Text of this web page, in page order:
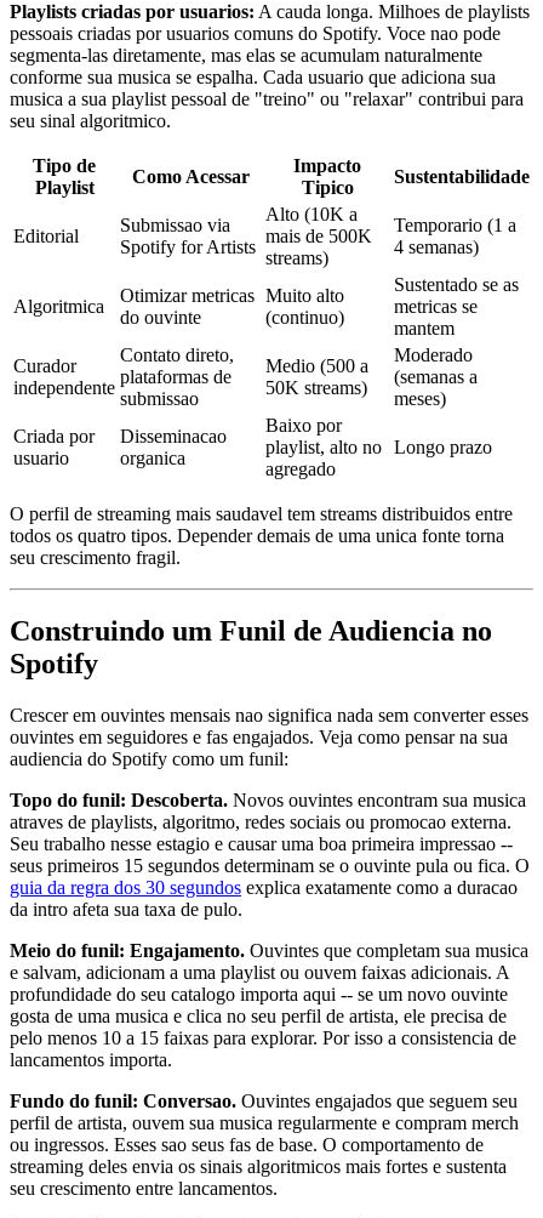
Playlists criadas por usuarios: A cauda longa. Milhoes de playlists
pessoais criadas por usuarios comuns do Spotify. Voce nao pode
segmenta-las diretamente, mas elas se acumulam naturalmente
conforme sua musica se espalha. Cada usuario que adiciona sua
musica a sua playlist pessoal de "treino" ou "relaxar" contribui para
seu sinal algoritmico.
Tipo de
Playlist
Como Acessar
Impacto
Tipico
Sustentabilidade
Editorial
Submissao via
Spotify for Artists
Alto (10K a
mais de 500K
streams)
Temporario (1 a
4 semanas)
Algoritmica
Otimizar metricas
do ouvinte
Muito alto
(continuo)
Sustentado se as
metricas se
mantem
Curador
independente
Contato direto,
plataformas de
submissao
Medio (500 a
50K streams)
Moderado
(semanas a
meses)
Criada por
usuario
Disseminacao
organica
Baixo por
playlist, alto no
agregado
Longo prazo
O perfil de streaming mais saudavel tem streams distribuidos entre
todos os quatro tipos. Depender demais de uma unica fonte torna
seu crescimento fragil.
Construindo um Funil de Audiencia no
Spotify
Crescer em ouvintes mensais nao significa nada sem converter esses
ouvintes em seguidores e fas engajados. Veja como pensar na sua
audiencia do Spotify como um funil:
Topo do funil: Descoberta. Novos ouvintes encontram sua musica
atraves de playlists, algoritmo, redes sociais ou promocao externa.
Seu trabalho nesse estagio e causar uma boa primeira impressao --
seus primeiros 15 segundos determinam se o ouvinte pula ou fica. O
guia da regra dos 30 segundos explica exatamente como a duracao
da intro afeta sua taxa de pulo.
Meio do funil: Engajamento. Ouvintes que completam sua musica
e salvam, adicionam a uma playlist ou ouvem faixas adicionais. A
profundidade do seu catalogo importa aqui -- se um novo ouvinte
gosta de uma musica e clica no seu perfil de artista, ele precisa de
pelo menos 10 a 15 faixas para explorar. Por isso a consistencia de
lancamentos importa.
Fundo do funil: Conversao. Ouvintes engajados que seguem seu
perfil de artista, ouvem sua musica regularmente e compram merch
ou ingressos. Esses sao seus fas de base. O comportamento de
streaming deles envia os sinais algoritmicos mais fortes e sustenta
seu crescimento entre lancamentos.